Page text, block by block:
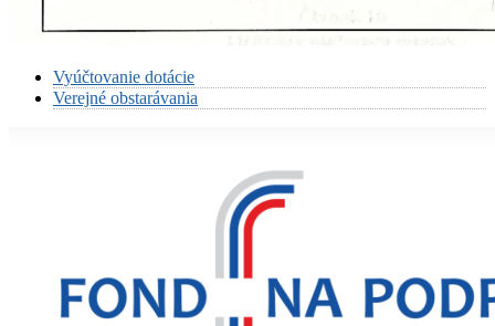
Vyúčtovanie dotácie
Verejné obstarávania